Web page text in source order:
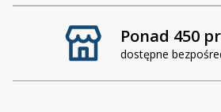
Ponad 450
dostępne